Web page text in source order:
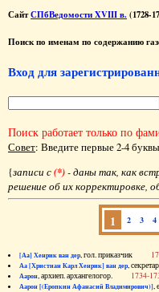
СайтСПбВедомости XVIII в. (1728-
Поиск по именам по содержанию
Вход для
Поиск работает только по
Совет: Введите первые 2-4
{записи с(*)- даны так, как
решение об их корректировке,
1 2 3 4
[Аа] Хенрик ван дер, гол. приказчик
Аа [Христиан Карл Хенрик] ван дер,
Аарон, архиеп. архангелогор. 1734-
Аарон [(Еропкин Афанасий Владимирович)],